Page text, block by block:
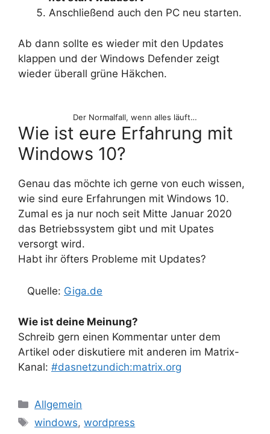
Anschließend auch den PC neu starten.
Ab dann sollte es wieder mit den Updates
klappen und der Windows Defender zeigt
wieder überall grüne Häkchen.
Der Normalfall, wenn alles läuft…
Wie ist eure Erfahrung mit
Windows 10?
Genau das möchte ich gerne von euch wissen,
wie sind eure Erfahrungen mit Windows 10.
Zumal es ja nur noch seit Mitte Januar 2020
das Betriebssystem gibt und mit Upates
versorgt wird.
Habt ihr öfters Probleme mit Updates?
Quelle: Giga.de
Wie ist deine Meinung?
Schreib gern einen Kommentar unter dem
Artikel oder diskutiere mit anderen im Matrix-
Kanal: #dasnetzundich:matrix.org
Kategorien
Allgemein
Schlagwörter
windows,wordpress